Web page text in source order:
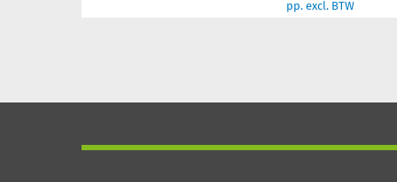
pp. excl. BTW